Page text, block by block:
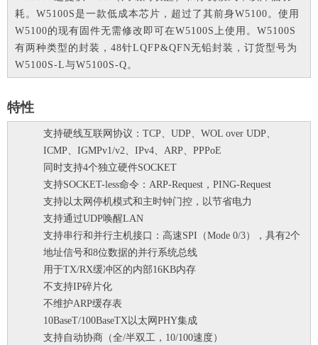
耗。W5100S是一款低成本芯片，超过了其前身W5100。使用
W5100的现有固件无需修改即可在W5100S上使用。W5100S
有两种类型的封装，48针LQFP&QFN无铅封装，订货型号为
W5100S-L与W5100S-Q。
特性
支持硬线互联网协议：TCP、UDP、WOL over UDP、
ICMP、IGMPv1/v2、IPv4、ARP、PPPoE
同时支持4个独立硬件SOCKET
支持SOCKET-less命令：ARP-Request，PING-Request
支持以太网停机模式和主时钟门控，以节省电力
支持通过UDP唤醒LAN
支持串行和并行主机接口：高速SPI（Mode 0/3），具有2个
地址信号和8位数据的并行系统总线
用于TX/RX缓冲区的内部16KB内存
不支持IP碎片化
不维护ARP缓存表
10BaseT/100BaseTX以太网PHY集成
支持自动协商（全/半双工，10/100速度）